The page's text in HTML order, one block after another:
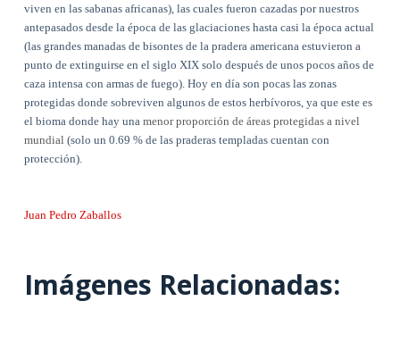
viven en las sabanas africanas), las cuales fueron cazadas por nuestros
antepasados desde la época de las glaciaciones hasta casi la época actual
(las grandes manadas de bisontes de la pradera americana estuvieron a
punto de extinguirse en el siglo XIX solo después de unos pocos años de
caza intensa con armas de fuego). Hoy en día son pocas las zonas
protegidas donde sobreviven algunos de estos herbívoros, ya que este es
el bioma donde hay una menor proporción de áreas protegidas a nivel
mundial (solo un 0.69 % de las praderas templadas cuentan con
protección).
Juan Pedro Zaballos
Imágenes Relacionadas: